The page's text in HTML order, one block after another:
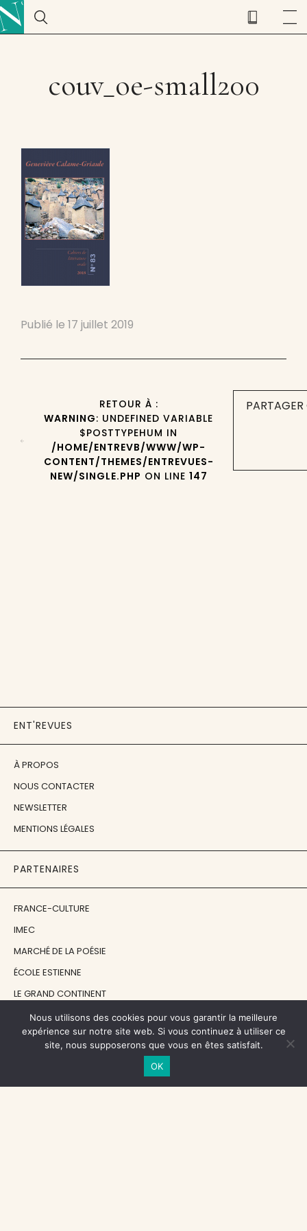
couv_oe-small200
Publié le 17 juillet 2019
RETOUR À :
WARNING: UNDEFINED VARIABLE
$POSTTYPEHUM IN
/HOME/ENTREVB/WWW/WP-
CONTENT/THEMES/ENTREVUES-
NEW/SINGLE.PHP ON LINE 147
ENT'REVUES
À PROPOS
NOUS CONTACTER
NEWSLETTER
MENTIONS LÉGALES
PARTENAIRES
FRANCE-CULTURE
IMEC
MARCHÉ DE LA POÉSIE
ÉCOLE ESTIENNE
LE GRAND CONTINENT
DIACRITIK
EN ATTENDANT NADEAU
Nous utilisons des cookies pour vous garantir la meilleure
expérience sur notre site web. Si vous continuez à utiliser ce
site, nous supposerons que vous en êtes satisfait.
OK